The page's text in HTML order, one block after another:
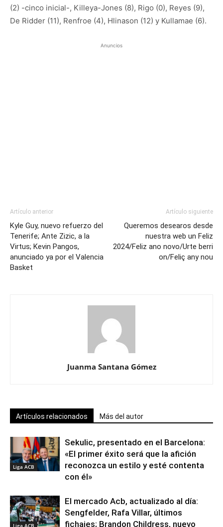
(2) -cinco inicial-, Killeya-Jones (8), Rigo (0), Reyes (9),
De Ridder (11), Renfroe (4), Hlinason (12) y Kullamae (6).
Anuncios
Artículo anterior
Kyle Guy, nuevo refuerzo del
Tenerife; Ante Zizic, a la
Virtus; Kevin Pangos,
anunciado ya por el Valencia
Basket
Artículo siguiente
Queremos desearos desde
nuestra web un Feliz
2024/Feliz ano novo/Urte berri
on/Feliç any nou
Juanma Santana Gómez
Artículos relacionados Más del autor
Liga ACB
Sekulic, presentado en el Barcelona:
«El primer éxito será que la afición
reconozca un estilo y esté contenta
con él»
Liga ACB
El mercado Acb, actualizado al día:
Sengfelder, Rafa Villar, últimos
fichajes; Brandon Childress, nuevo